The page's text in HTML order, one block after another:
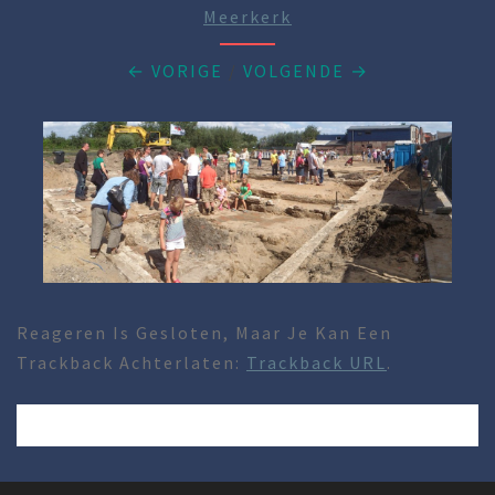
Meerkerk
← VORIGE / VOLGENDE →
Reageren Is Gesloten, Maar Je Kan Een
Trackback Achterlaten: Trackback URL .